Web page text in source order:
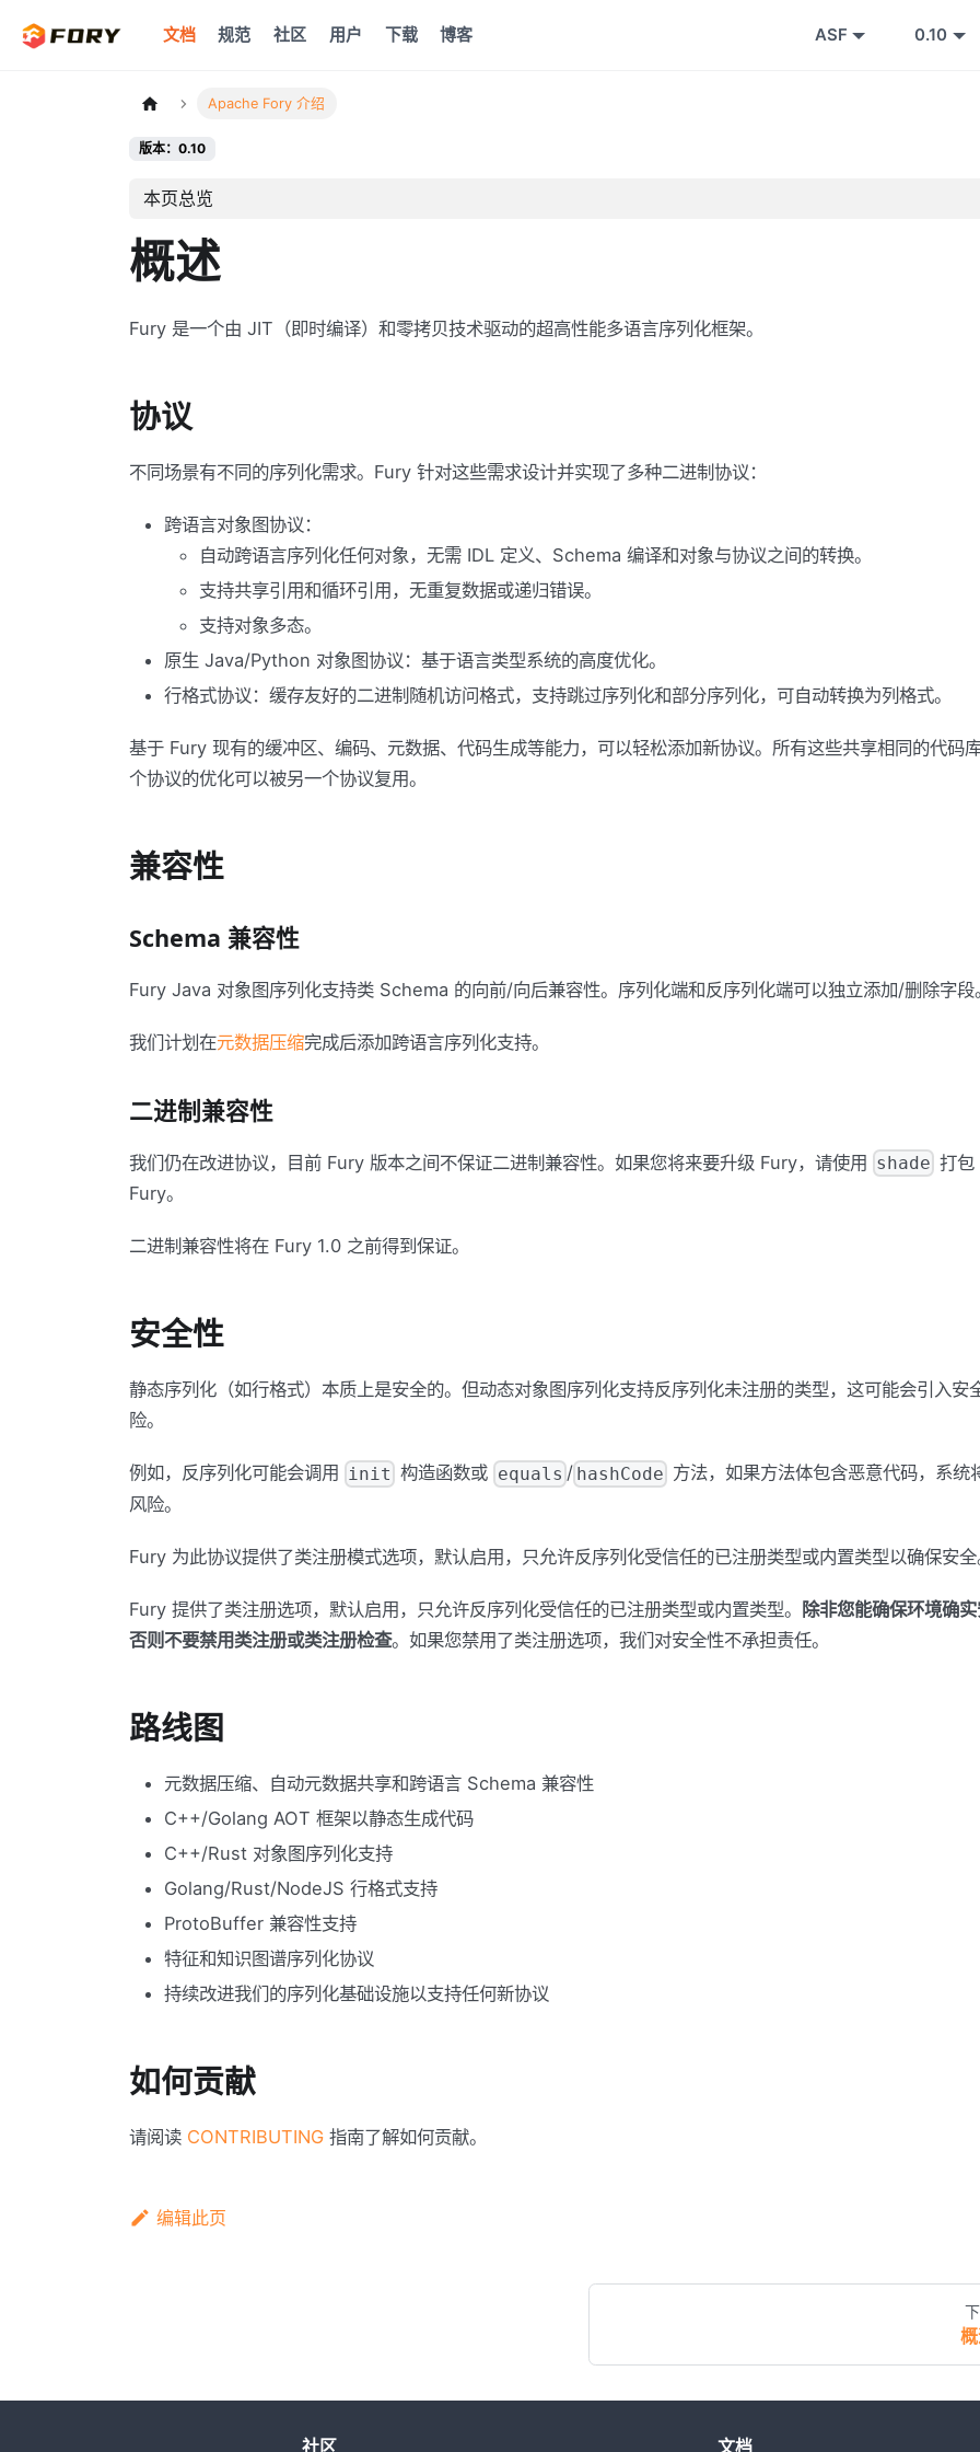
文档 规范 社区 用户 下载 博客 ASF 0.10
Apache Fory 介绍
版本：0.10
本页总览
概述
Fury 是一个由 JIT（即时编译）和零拷贝技术驱动的超高性能多语言序列化框架。
协议
不同场景有不同的序列化需求。Fury 针对这些需求设计并实现了多种二进制协议：
跨语言对象图协议：
自动跨语言序列化任何对象，无需 IDL 定义、Schema 编译和对象与协议之间的转换。
支持共享引用和循环引用，无重复数据或递归错误。
支持对象多态。
原生 Java/Python 对象图协议：基于语言类型系统的高度优化。
行格式协议：缓存友好的二进制随机访问格式，支持跳过序列化和部分序列化，可自动转换为列格式。
基于 Fury 现有的缓冲区、编码、元数据、代码生成等能力，可以轻松添加新协议。所有这些共享相同的代码
个协议的优化可以被另一个协议复用。
兼容性
Schema 兼容性
Fury Java 对象图序列化支持类 Schema 的向前/向后兼容性。序列化端和反序列化端可以独立添加/删除字段
我们计划在元数据压缩完成后添加跨语言序列化支持。
二进制兼容性
我们仍在改进协议，目前 Fury 版本之间不保证二进制兼容性。如果您将来要升级 Fury，请使用 shade 打包
Fury。
二进制兼容性将在 Fury 1.0 之前得到保证。
安全性
静态序列化（如行格式）本质上是安全的。但动态对象图序列化支持反序列化未注册的类型，这可能会引入安
险。
例如，反序列化可能会调用 init 构造函数或 equals / hashCode 方法，如果方法体包含恶意代码，系统
风险。
Fury 为此协议提供了类注册模式选项，默认启用，只允许反序列化受信任的已注册类型或内置类型以确保安
Fury 提供了类注册选项，默认启用，只允许反序列化受信任的已注册类型或内置类型。 除非您能确保环境确
否则不要禁用类注册或类注册检查。如果您禁用了类注册选项，我们对安全性不承担责任。
路线图
元数据压缩、自动元数据共享和跨语言 Schema 兼容性
C++/Golang AOT 框架以静态生成代码
C++/Rust 对象图序列化支持
Golang/Rust/NodeJS 行格式支持
ProtoBuffer 兼容性支持
特征和知识图谱序列化协议
持续改进我们的序列化基础设施以支持任何新协议
如何贡献
请阅读 CONTRIBUTING 指南了解如何贡献。
编辑此页
社区 文档